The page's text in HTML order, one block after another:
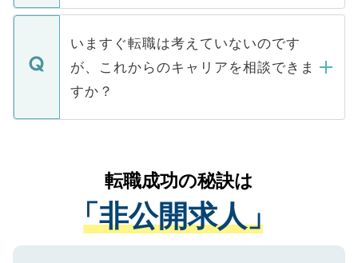
関を公にしてしまうと、応募が殺到する場
に、医療機関が求める条件に合った人材の
みを人材紹介会社に依頼するケースが増え
ています。
定を承諾する必要はありません。内定先へ
の辞退の連絡はキャリアパートナーが行い
個人情報が漏えいすることはありませんの
で、ご安心ください。当サイトからの登録
などで収集したご登録者様の個人情報は、
ご本人のキャリアアップおよび転職活動の
支援を目的に使用いたします。お預かりし
ているすべての個人データはご本人の許可
は、個人情報の取り扱いについての厳密な
管理基準を満たした事業者のみに付与され
る、プライバシーマークを取得済みです。
いますぐ転職は考えていないのです
が、これからのキャリアを相談できま
すか？
かがいして、現在の医療機関の状況や紹介
経験をまじえながら、適切なアドバイスを
させていただきます。すぐにご転職をされ
ない方には、長期的なサポートが可能です
ので、まずはご登録ください。
転職成功の秘訣は
「非公開求人」